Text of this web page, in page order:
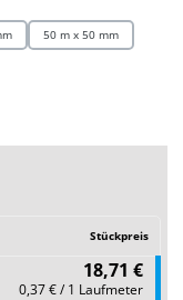
50 m x 50 mm
Stückpreis
18,71 €
0,37 € / 1 Laufmeter